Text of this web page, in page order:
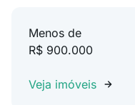
Menos de
R$ 900.000
Veja imóveis